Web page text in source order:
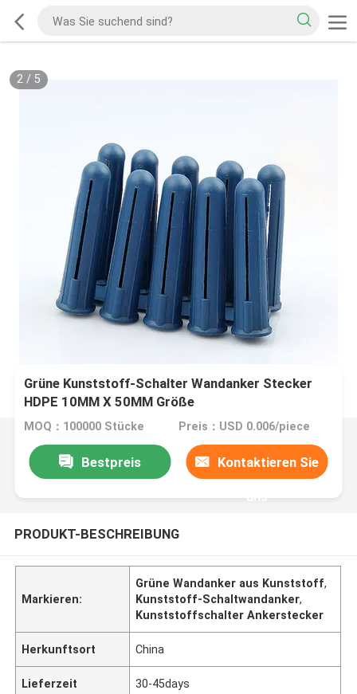
2/ 5
Grüne Kunststoff-Schalter Wandanker Stecker
HDPE 10MM X 50MM Größe
MOQ：100000 Stücke Preis：USD 0.006/piece
Bestpreis Kontaktieren Sie
uns
PRODUKT-BESCHREIBUNG
Markieren:
Grüne Wandanker aus Kunststoff,
Kunststoff-Schaltwandanker,
Kunststoffschalter Ankerstecker
Herkunftsort China
Lieferzeit 30-45days